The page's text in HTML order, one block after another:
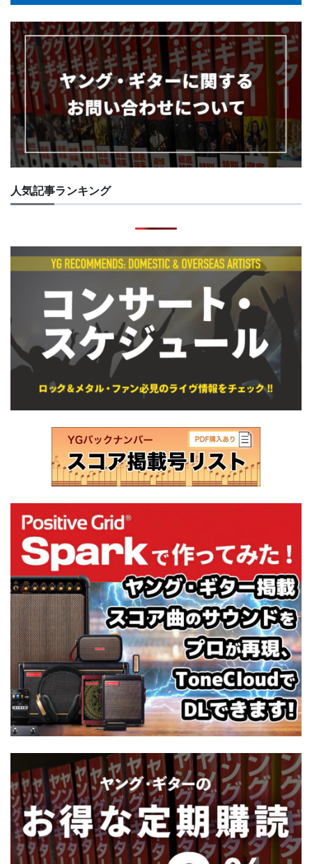
人気記事ランキング